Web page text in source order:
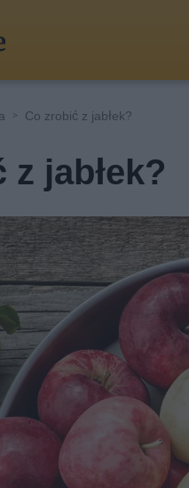
Co zrobić z jabłek?
jabłek?